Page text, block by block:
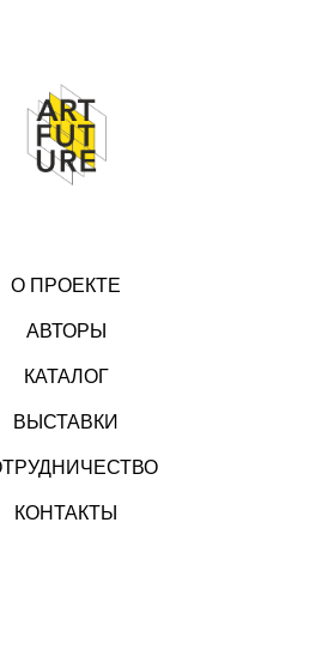
О ПРОЕКТЕ
АВТОРЫ
КАТАЛОГ
ВЫСТАВКИ
КОНТАКТЫ